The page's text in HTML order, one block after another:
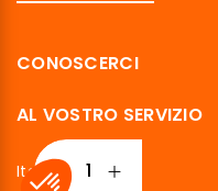
CONOSCERCI
AL VOSTRO SERVIZIO
Italiano